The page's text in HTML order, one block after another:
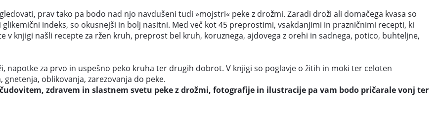
prav tako pa bodo nad njo navdušeni tudi »mojstri« peke z drožmi. Zaradi droži ali domačega kvasa so
indeks, so okusnejši in bolj nasitni. Med več kot 45 preprostimi, vsakdanjimi in prazničnimi recepti, ki
knjigi našli recepte za ržen kruh, preprost bel kruh, koruznega, ajdovega z orehi in sadnega, potico, buhteljne,
napotke za prvo in uspešno peko kruha ter drugih dobrot. V knjigi so poglavje o žitih in moki ter celoten
oblikovanja, zarezovanja do peke.
zdravem in slastnem svetu peke z drožmi, fotografije in ilustracije pa vam bodo pričarale vonj ter